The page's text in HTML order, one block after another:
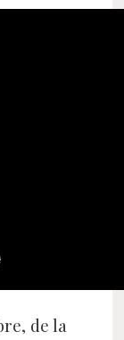
de la